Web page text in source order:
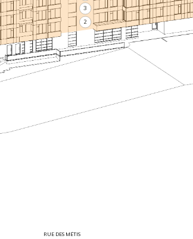
2
3
RUE DES MÉTIS